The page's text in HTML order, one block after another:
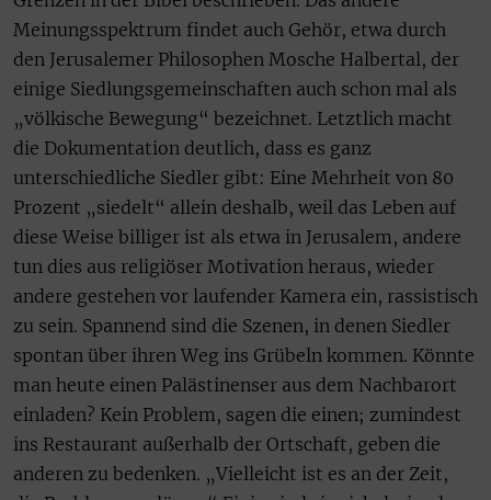
Meinungsspektrum findet auch Gehör, etwa durch
den Jerusalemer Philosophen Mosche Halbertal, der
einige Siedlungsgemeinschaften auch schon mal als
„völkische Bewegung“ bezeichnet. Letztlich macht
die Dokumentation deutlich, dass es ganz
unterschiedliche Siedler gibt: Eine Mehrheit von 80
Prozent „siedelt“ allein deshalb, weil das Leben auf
diese Weise billiger ist als etwa in Jerusalem, andere
tun dies aus religiöser Motivation heraus, wieder
andere gestehen vor laufender Kamera ein, rassistisch
zu sein. Spannend sind die Szenen, in denen Siedler
spontan über ihren Weg ins Grübeln kommen. Könnte
man heute einen Palästinenser aus dem Nachbarort
einladen? Kein Problem, sagen die einen; zumindest
ins Restaurant außerhalb der Ortschaft, geben die
anderen zu bedenken. „Vielleicht ist es an der Zeit,